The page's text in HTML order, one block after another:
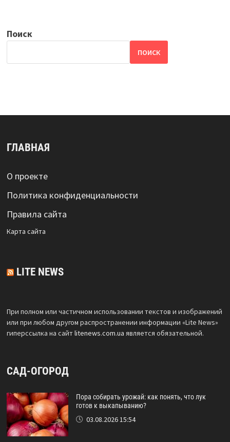
Поиск
ПОИСК
ГЛАВНАЯ
О проекте
Политика конфиденциальности
Правила сайта
Карта сайта
LITE NEWS
При полном или частичном использовании текстов и изображений
или при любом другом распространении информации «Lite News»
гиперссылка на сайтlitenews.com.ua является обязательной.
САД-ОГОРОД
Пора собирать урожай: как понять, что лук
готов к выкапыванию?
03.08.2026 15:54